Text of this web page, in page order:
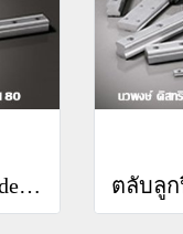
ตลับลูกปืน Linear Guide THK RSR 7WN